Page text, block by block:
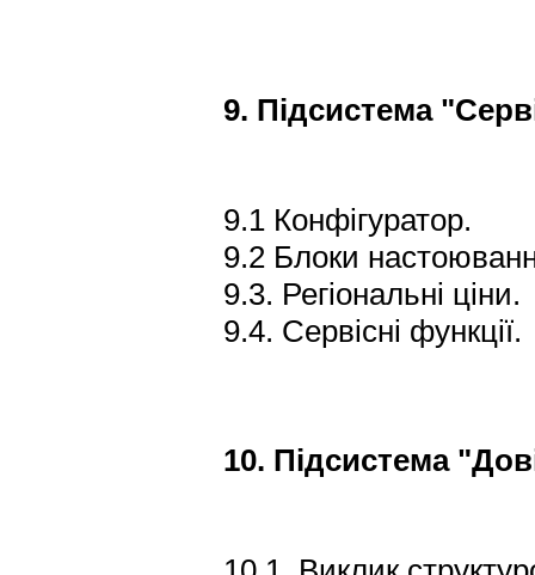
9. Підсистема
9.1 Конфігуратор.
9.2 Блоки
9.3. Регіональні ціни.
9.4. Сервісні функції.
10. Підсистема